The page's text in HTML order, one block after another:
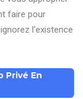
faire pour
l'existence
Privé En